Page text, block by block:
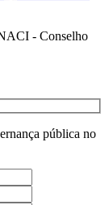
- Conselho
pública no